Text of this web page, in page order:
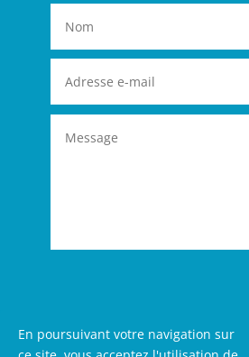
En poursuivant votre navigation sur